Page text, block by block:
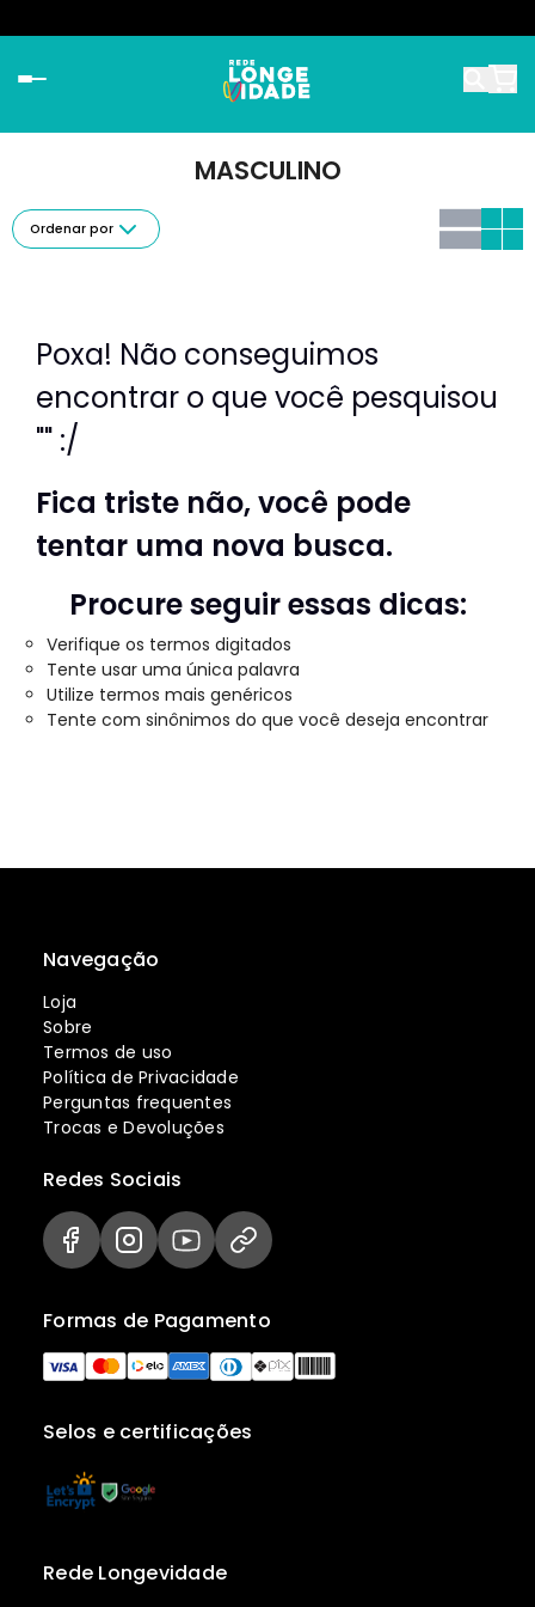
MASCULINO
Ordenar por
Poxa! Não conseguimos
encontrar o que você pesquisou
"" :/
Fica triste não, você pode
tentar uma nova busca.
Procure seguir essas dicas:
Verifique os termos digitados
Tente usar uma única palavra
Utilize termos mais genéricos
Tente com sinônimos do que você deseja encontrar
Navegação
Loja
Sobre
Termos de uso
Política de Privacidade
Perguntas frequentes
Trocas e Devoluções
Selos e certificações
Formas de Pagamento
Redes Sociais
Rede Longevidade